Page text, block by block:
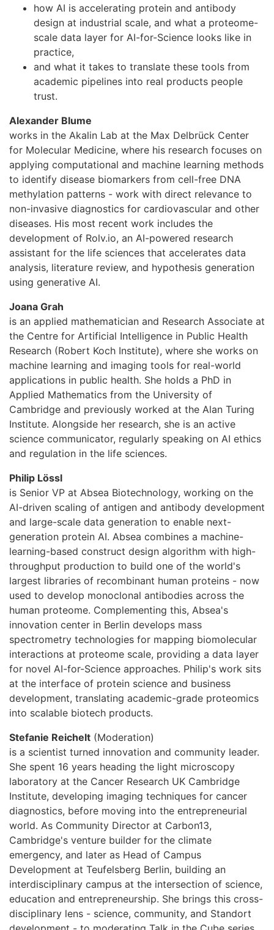
how AI is accelerating protein and antibody
design at industrial scale, and what a proteome-
scale data layer for AI-for-Science looks like in
practice,
and what it takes to translate these tools from
academic pipelines into real products people
trust.
Alexander Blume
works in the Akalin Lab at the Max Delbrück Center
for Molecular Medicine, where his research focuses on
applying computational and machine learning methods
to identify disease biomarkers from cell-free DNA
methylation patterns - work with direct relevance to
non-invasive diagnostics for cardiovascular and other
diseases. His most recent work includes the
development of Rolv.io, an AI-powered research
assistant for the life sciences that accelerates data
analysis, literature review, and hypothesis generation
using generative AI.
Joana Grah
is an applied mathematician and Research Associate at
the Centre for Artificial Intelligence in Public Health
Research (Robert Koch Institute), where she works on
machine learning and imaging tools for real-world
applications in public health. She holds a PhD in
Applied Mathematics from the University of
Cambridge and previously worked at the Alan Turing
Institute. Alongside her research, she is an active
science communicator, regularly speaking on AI ethics
and regulation in the life sciences.
Philip Lössl
is Senior VP at Absea Biotechnology, working on the
AI-driven scaling of antigen and antibody development
and large-scale data generation to enable next-
generation protein AI. Absea combines a machine-
learning-based construct design algorithm with high-
throughput production to build one of the world's
largest libraries of recombinant human proteins - now
used to develop monoclonal antibodies across the
human proteome. Complementing this, Absea's
innovation center in Berlin develops mass
spectrometry technologies for mapping biomolecular
interactions at proteome scale, providing a data layer
for novel AI-for-Science approaches. Philip's work sits
at the interface of protein science and business
development, translating academic-grade proteomics
into scalable biotech products.
Stefanie Reichelt (Moderation)
is a scientist turned innovation and community leader.
She spent 16 years heading the light microscopy
laboratory at the Cancer Research UK Cambridge
Institute, developing imaging techniques for cancer
diagnostics, before moving into the entrepreneurial
world. As Community Director at Carbon13,
Cambridge's venture builder for the climate
emergency, and later as Head of Campus
Development at Teufelsberg Berlin, building an
interdisciplinary campus at the intersection of science,
education and entrepreneurship. She brings this cross-
disciplinary lens - science, community, and Standort